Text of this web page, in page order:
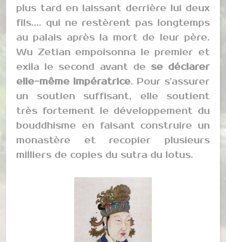
plus tard en laissant derrière lui deux
fils.... qui ne restèrent pas longtemps
au palais après la mort de leur père.
Wu Zetian empoisonna le premier et
exila le second avant de se déclarer
elle-même Impératrice. Pour s'assurer
un soutien suffisant, elle soutient
très fortement le développement du
bouddhisme en faisant construire un
monastère et recopier plusieurs
milliers de copies du sutra du lotus.